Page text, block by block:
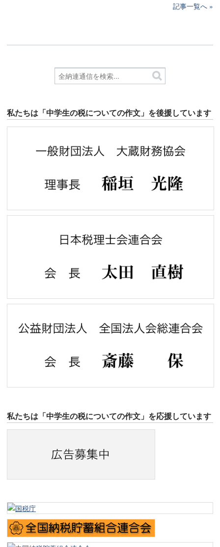
記事一覧へ
私たちは「中学生の税についての作文」を後援しています
私たちは「中学生の税についての作文」を応援しています